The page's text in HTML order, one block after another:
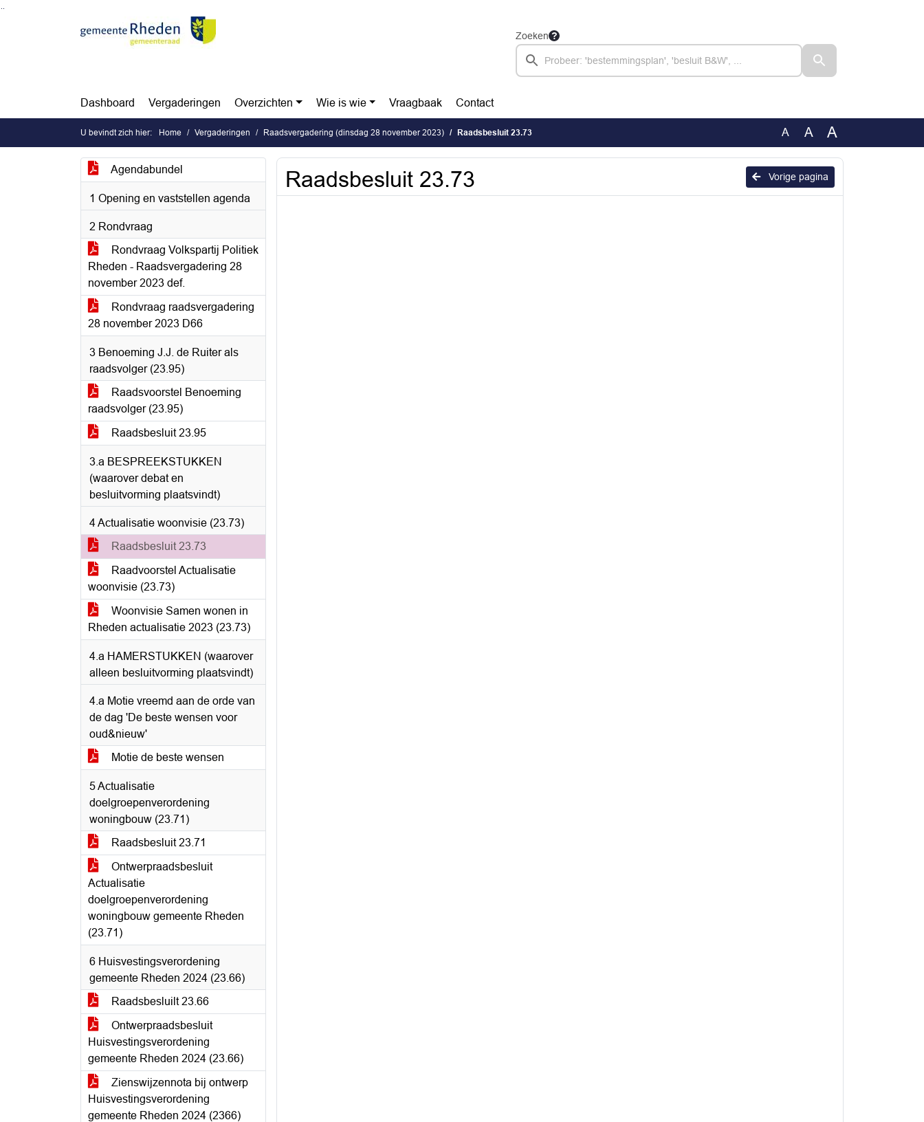
Zoeken
Dashboard Vergaderingen Overzichten Wie is wie Vraagbaak Contact
U bevindt zich hier: Home Vergaderingen Raadsvergadering (dinsdag 28 november 2023) Raadsbesluit 23.73 A A A
Agendabundel
1 Opening en vaststellen agenda
2 Rondvraag
Rondvraag Volkspartij Politiek
Rheden - Raadsvergadering 28
november 2023 def.
Rondvraag raadsvergadering
28 november 2023 D66
3 Benoeming J.J. de Ruiter als
raadsvolger (23.95)
Raadsvoorstel Benoeming
raadsvolger (23.95)
Raadsbesluit 23.95
3.a BESPREEKSTUKKEN
(waarover debat en
besluitvorming plaatsvindt)
4 Actualisatie woonvisie (23.73)
Raadsbesluit 23.73
Raadvoorstel Actualisatie
woonvisie (23.73)
Woonvisie Samen wonen in
Rheden actualisatie 2023 (23.73)
4.a HAMERSTUKKEN (waarover
alleen besluitvorming plaatsvindt)
4.a Motie vreemd aan de orde van
de dag 'De beste wensen voor
oud&nieuw'
Motie de beste wensen
5 Actualisatie
doelgroepenverordening
woningbouw (23.71)
Raadsbesluit 23.71
Ontwerpraadsbesluit
Actualisatie
doelgroepenverordening
woningbouw gemeente Rheden
(23.71)
6 Huisvestingsverordening
gemeente Rheden 2024 (23.66)
Raadsbesluilt 23.66
Ontwerpraadsbesluit
Huisvestingsverordening
gemeente Rheden 2024 (23.66)
Zienswijzennota bij ontwerp
Huisvestingsverordening
gemeente Rheden 2024 (2366)
Vorige pagina
Raadsbesluit 23.73